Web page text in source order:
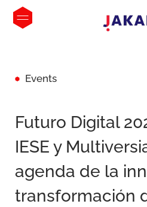
Events
Futuro Digital
IESE y
agenda de la
transformación